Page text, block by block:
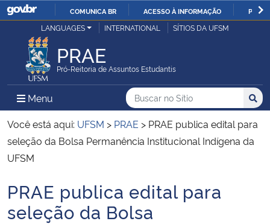
IR
COMUNICA BR ACESSO À INFORMAÇÃO
Ministério da Justiça e Segurança Pública
Ministério da Defesa
Ministério das Relações Exteriores
Ministério da Economia
Ministério da Infraestrutura
Ministério da Agricultura, Pecuária e Abastecimento
LANGUAGES INTERNATIONAL SÍTIOS DA UFSM
PRAE
Pró-Reitoria de Assuntos Estudantis
Menu Menu Principal do Sítio
Busca
Buscar no no Sítio
Busca:
Você está aqui: UFSM > PRAE > PRAE publica edital para
seleção da Bolsa Permanência Institucional Indígena da
UFSM
Início do conteúdo
PRAE publica edital para
seleção da Bolsa